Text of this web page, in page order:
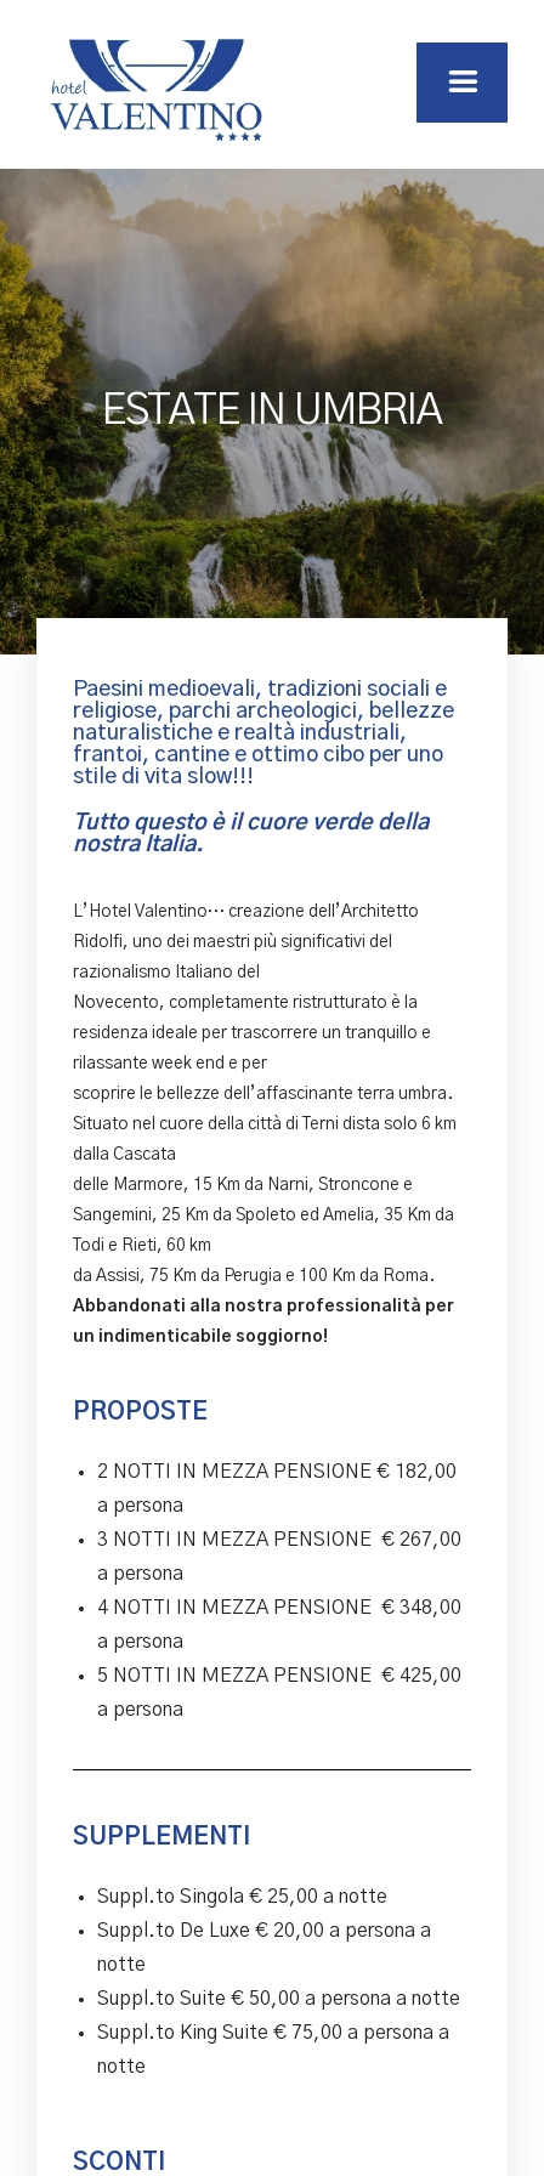
ESTATE IN UMBRIA
Paesini medioevali, tradizioni sociali e
religiose, parchi archeologici, bellezze
naturalistiche e realtà industriali,
frantoi, cantine e ottimo cibo per uno
stile di vita slow!!!
Tutto questo è il cuore verde della
nostra Italia.
L’Hotel Valentino… creazione dell’Architetto
Ridolfi, uno dei maestri più significativi del
razionalismo Italiano del
Novecento, completamente ristrutturato è la
residenza ideale per trascorrere un tranquillo e
rilassante week end e per
scoprire le bellezze dell’affascinante terra umbra.
Situato nel cuore della città di Terni dista solo 6 km
dalla Cascata
delle Marmore, 15 Km da Narni, Stroncone e
Sangemini, 25 Km da Spoleto ed Amelia, 35 Km da
Todi e Rieti, 60 km
da Assisi, 75 Km da Perugia e 100 Km da Roma.
Abbandonati alla nostra professionalità per
un indimenticabile soggiorno!
PROPOSTE
2 NOTTI IN MEZZA PENSIONE € 182,00
a persona
3 NOTTI IN MEZZA PENSIONE € 267,00
a persona
4 NOTTI IN MEZZA PENSIONE € 348,00
a persona
5 NOTTI IN MEZZA PENSIONE € 425,00
a persona
SUPPLEMENTI
Suppl.to Singola € 25,00 a notte
Suppl.to De Luxe € 20,00 a persona a
notte
Suppl.to Suite € 50,00 a persona a notte
Suppl.to King Suite € 75,00 a persona a
notte
SCONTI